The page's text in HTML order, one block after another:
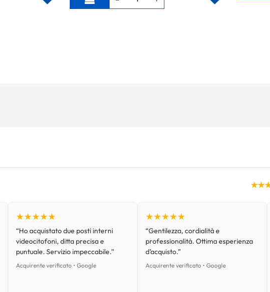
★★★★★
“Ho acquistato due posti interni
videocitofoni, ditta precisa e
puntuale. Servizio impeccabile.”
Acquirente verificato • Google
★★★★★
“Gentilezza, cordialità e
professionalità. Ottima esperienza
d’acquisto.”
Acquirente verificato • Google